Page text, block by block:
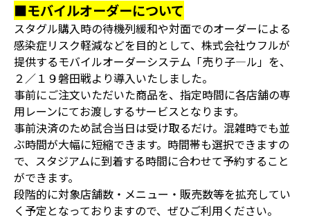
■モバイルオーダーについて
スタグル購入時の待機列緩和や対面でのオーダーによる
感染症リスク軽減などを目的として、株式会社ウフルが
提供するモバイルオーダーシステム「売り子―ル」を、
２／１９磐田戦より導入いたしました。
事前にご注文いただいた商品を、指定時間に各店舗の専
用レーンにてお渡しするサービスとなります。
事前決済のため試合当日は受け取るだけ。混雑時でも並
ぶ時間が大幅に短縮できます。時間帯も選択できますの
で、スタジアムに到着する時間に合わせて予約すること
ができます。
段階的に対象店舗数・メニュー・販売数等を拡充してい
く予定となっておりますので、ぜひご利用ください。